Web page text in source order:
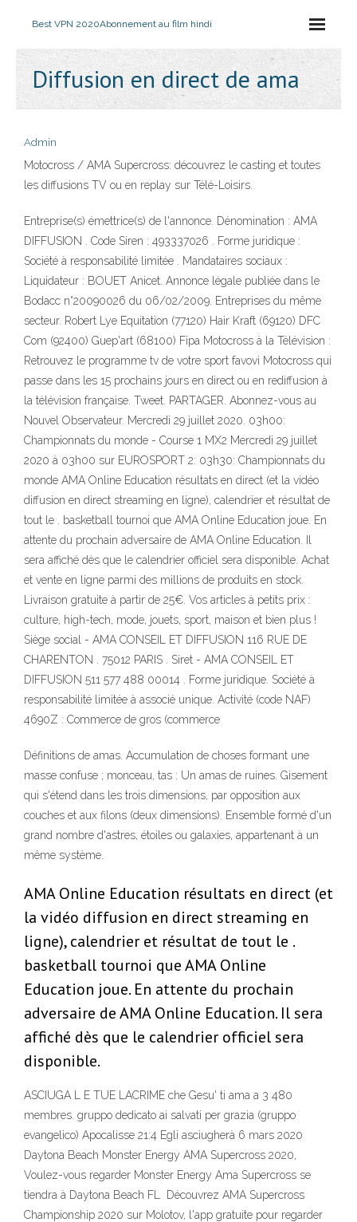
Best VPN 2020Abonnement au film hindi
Diffusion en direct de ama
Admin
Motocross / AMA Supercross: découvrez le casting et toutes
les diffusions TV ou en replay sur Télé-Loisirs.
Entreprise(s) émettrice(s) de l'annonce. Dénomination : AMA
DIFFUSION . Code Siren : 493337026 . Forme juridique :
Société à responsabilité limitée . Mandataires sociaux :
Liquidateur : BOUET Anicet. Annonce légale publiée dans le
Bodacc n°20090026 du 06/02/2009. Entreprises du même
secteur. Robert Lye Equitation (77120) Hair Kraft (69120) DFC
Com (92400) Guep'art (68100) Fipa Motocross à la Télévision :
Retrouvez le programme tv de votre sport favovi Motocross qui
passe dans les 15 prochains jours en direct ou en rediffusion à
la télévision française. Tweet. PARTAGER. Abonnez-vous au
Nouvel Observateur. Mercredi 29 juillet 2020. 03h00:
Championnats du monde - Course 1 MX2 Mercredi 29 juillet
2020 à 03h00 sur EUROSPORT 2: 03h30: Championnats du
monde AMA Online Education résultats en direct (et la vidéo
diffusion en direct streaming en ligne), calendrier et résultat de
tout le . basketball tournoi que AMA Online Education joue. En
attente du prochain adversaire de AMA Online Education. Il
sera affiché dès que le calendrier officiel sera disponible. Achat
et vente en ligne parmi des millions de produits en stock.
Livraison gratuite à partir de 25€. Vos articles à petits prix :
culture, high-tech, mode, jouets, sport, maison et bien plus !
Siège social - AMA CONSEIL ET DIFFUSION 116 RUE DE
CHARENTON . 75012 PARIS . Siret - AMA CONSEIL ET
DIFFUSION 511 577 488 00014 . Forme juridique. Société à
responsabilité limitée à associé unique. Activité (code NAF)
4690Z : Commerce de gros (commerce
Définitions de amas. Accumulation de choses formant une
masse confuse ; monceau, tas : Un amas de ruines. Gisement
qui s'étend dans les trois dimensions, par opposition aux
couches et aux filons (deux dimensions). Ensemble formé d'un
grand nombre d'astres, étoiles ou galaxies, appartenant à un
même système.
AMA Online Education résultats en direct (et
la vidéo diffusion en direct streaming en
ligne), calendrier et résultat de tout le .
basketball tournoi que AMA Online
Education joue. En attente du prochain
adversaire de AMA Online Education. Il sera
affiché dès que le calendrier officiel sera
disponible.
ASCIUGA L E TUE LACRIME che Gesu' ti ama a 3 480
membres. gruppo dedicato ai salvati per grazia (gruppo
evangelico) Apocalisse 21:4 Egli asciugherà 6 mars 2020
Daytona Beach Monster Energy AMA Supercross 2020,
Voulez-vous regarder Monster Energy Ama Supercross se
tiendra à Daytona Beach FL Découvrez AMA Supercross
Championship 2020 sur Molotov, l'app gratuite pour regarder